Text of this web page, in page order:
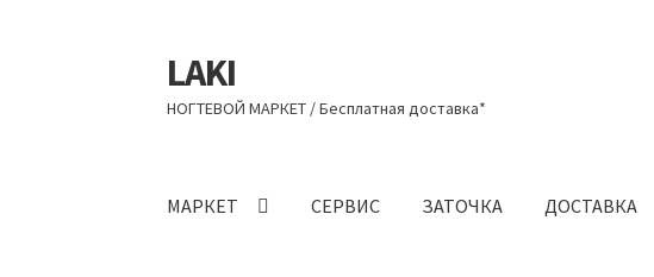
Перейти
к
навигации
Перейти
к
содержимому
LAKI
НОГТЕВОЙ МАРКЕТ / Бесплатная доставка*
МАРКЕТ СЕРВИС ЗАТОЧКА ДОСТАВКА